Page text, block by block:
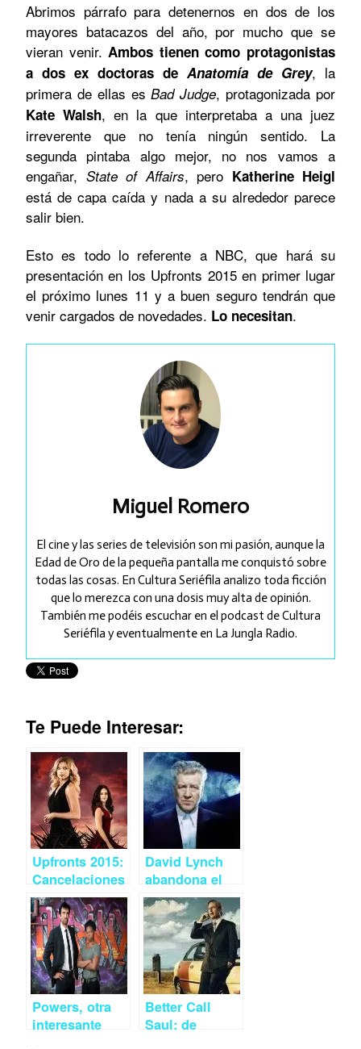
Abrimos párrafo para detenernos en dos de los
mayores batacazos del año, por mucho que se
vieran venir.Ambos tienen como protagonistas
a dos ex doctoras de Anatomía de Grey, la
primera de ellas esBad Judge, protagonizada por
Kate Walsh, en la que interpretaba a una juez
irreverente que no tenía ningún sentido. La
segunda pintaba algo mejor, no nos vamos a
engañar, State of Affairs, pero Katherine Heigl
está de capa caída y nada a su alrededor parece
salir bien.
Esto es todo lo referente a NBC, que hará su
presentación en los Upfronts 2015 en primer lugar
el próximo lunes 11 y a buen seguro tendrán que
venir cargados de novedades. Lo necesitan.
Miguel Romero
El cine y las series de televisión son mi pasión, aunque la
Edad de Oro de la pequeña pantalla me conquistó sobre
todas las cosas. En Cultura Seriéfila analizo toda ficción
que lo merezca con una dosis muy alta de opinión.
También me podéis escuchar en el podcast de Cultura
Seriéfila y eventualmente en La Jungla Radio.
Te Puede Interesar:
Upfronts 2015:
Cancelaciones
de ABC
David Lynch
abandona el
reboot de Twin
Peaks
Powers, otra
interesante
Better Call
Saul: de